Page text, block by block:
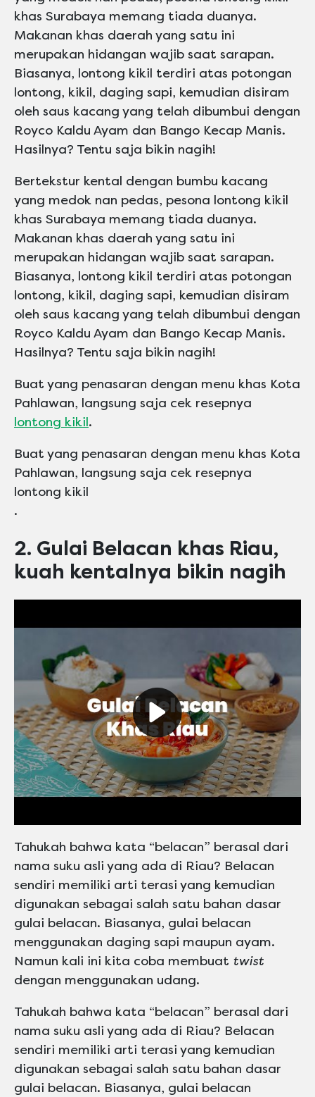
khas Surabaya memang tiada duanya.
Makanan khas daerah yang satu ini
merupakan hidangan wajib saat sarapan.
Biasanya, lontong kikil terdiri atas potongan
lontong, kikil, daging sapi, kemudian disiram
oleh saus kacang yang telah dibumbui dengan
Royco Kaldu Ayam dan Bango Kecap Manis.
Hasilnya? Tentu saja bikin nagih!
Bertekstur kental dengan bumbu kacang
yang medok nan pedas, pesona lontong kikil
khas Surabaya memang tiada duanya.
Makanan khas daerah yang satu ini
merupakan hidangan wajib saat sarapan.
Biasanya, lontong kikil terdiri atas potongan
lontong, kikil, daging sapi, kemudian disiram
oleh saus kacang yang telah dibumbui dengan
Royco Kaldu Ayam dan Bango Kecap Manis.
Hasilnya? Tentu saja bikin nagih!
Buat yang penasaran dengan menu khas Kota
Pahlawan, langsung saja cek resepnya
lontong kikil.
Buat yang penasaran dengan menu khas Kota
Pahlawan, langsung saja cek resepnya
lontong kikil
.
2. Gulai Belacan khas Riau,
kuah kentalnya bikin nagih
Play video Maskafini
Tahukah bahwa kata “belacan” berasal dari
nama suku asli yang ada di Riau? Belacan
sendiri memiliki arti terasi yang kemudian
digunakan sebagai salah satu bahan dasar
gulai belacan. Biasanya, gulai belacan
menggunakan daging sapi maupun ayam.
Namun kali ini kita coba membuat twist
dengan menggunakan udang.
Tahukah bahwa kata “belacan” berasal dari
nama suku asli yang ada di Riau? Belacan
sendiri memiliki arti terasi yang kemudian
digunakan sebagai salah satu bahan dasar
gulai belacan. Biasanya, gulai belacan